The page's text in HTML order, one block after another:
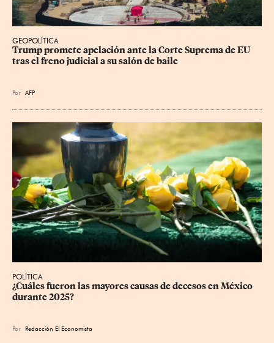
GEOPOLÍTICA
Trump promete apelación ante la Corte Suprema de EU
tras el freno judicial a su salón de baile
Por AFP
POLÍTICA
¿Cuáles fueron las mayores causas de decesos en México
durante 2025?
Por Redacción El Economista